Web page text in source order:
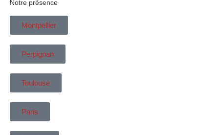
Notre présence
Montpellier
Perpignan
Toulouse
Paris